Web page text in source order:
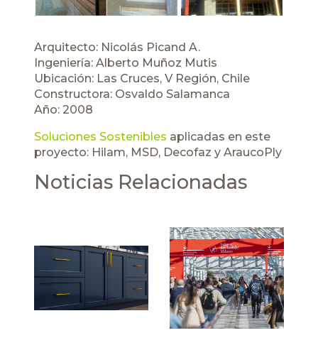
Arquitecto: Nicolás Picand A.
Ingeniería: Alberto Muñoz Mutis
Ubicación: Las Cruces, V Región, Chile
Constructora: Osvaldo Salamanca
Año: 2008
Soluciones Sostenibles aplicadas en este
proyecto: Hilam, MSD, Decofaz y AraucoPly
Noticias Relacionadas